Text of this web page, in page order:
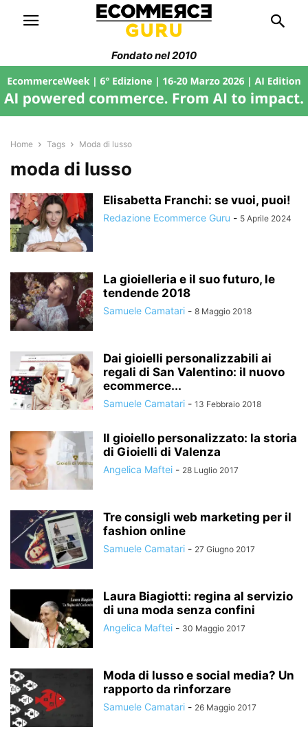
Fondato nel 2010
Home Tags Moda di lusso
moda di lusso
Elisabetta Franchi: se vuoi, puoi!
Redazione Ecommerce Guru - 5 Aprile 2024
La gioielleria e il suo futuro, le
tendende 2018
Samuele Camatari - 8 Maggio 2018
Dai gioielli personalizzabili ai
regali di San Valentino: il nuovo
ecommerce...
Samuele Camatari - 13 Febbraio 2018
Il gioiello personalizzato: la storia
di Gioielli di Valenza
Angelica Maftei - 28 Luglio 2017
Tre consigli web marketing per il
fashion online
Samuele Camatari - 27 Giugno 2017
Laura Biagiotti: regina al servizio
di una moda senza confini
Angelica Maftei - 30 Maggio 2017
Moda di lusso e social media? Un
rapporto da rinforzare
Samuele Camatari - 26 Maggio 2017